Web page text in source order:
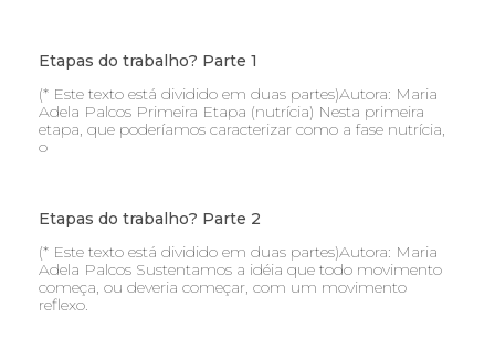
Etapas do trabalho? Parte 1
(* Este texto está dividido em duas partes)Autora: Maria
Adela Palcos Primeira Etapa (nutrícia) Nesta primeira
etapa, que poderíamos caracterizar como a fase nutrícia,
o
Etapas do trabalho? Parte 2
(* Este texto está dividido em duas partes)Autora: Maria
Adela Palcos Sustentamos a idéia que todo movimento
começa, ou deveria começar, com um movimento
reflexo.